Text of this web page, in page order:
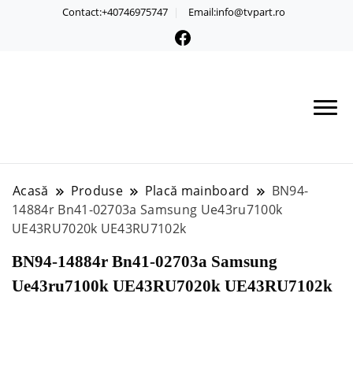
Contact:+40746975747 Email:info@tvpart.ro
Acasă Produse Placă mainboard
BN94-
14884r Bn41-02703a Samsung Ue43ru7100k
UE43RU7020k UE43RU7102k
BN94-14884r Bn41-02703a Samsung
Ue43ru7100k UE43RU7020k UE43RU7102k